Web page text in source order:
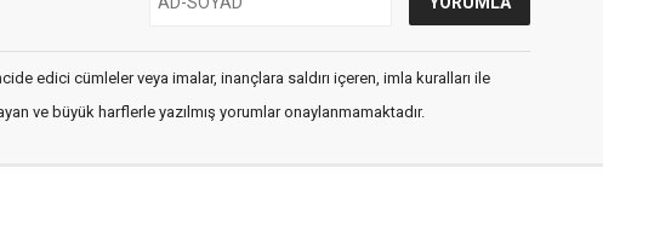
edici cümleler veya imalar, inançlara saldırı içeren, imla kuralları ile
ve büyük harflerle yazılmış yorumlar onaylanmamaktadır.